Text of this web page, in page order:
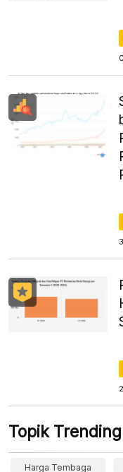
Topik Trending
Harga Tembaga